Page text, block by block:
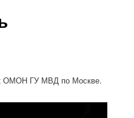
ОМОН ГУ МВД по Москве.